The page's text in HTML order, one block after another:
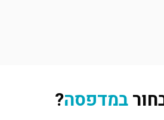
במדפסה?